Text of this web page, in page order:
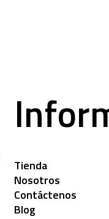
Tienda
Nosotros
Contáctenos
Blog